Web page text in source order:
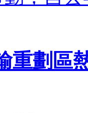
重劃區